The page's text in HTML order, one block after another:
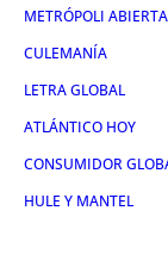
METRÓPOLI ABIERTA
CULEMANÍA
LETRA GLOBAL
ATLÁNTICO HOY
CONSUMIDOR
HULE Y MANTEL